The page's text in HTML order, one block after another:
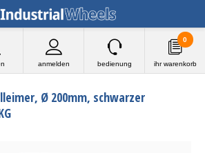
anmelden bedienung ihr warenkorb
0
Ø 200mm, schwarzer